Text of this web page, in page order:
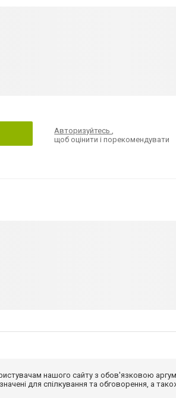
Авторизуйтесь
щоб оцінити і порекомендувати
нашого сайту з обов'язковою
для спілкування та обговорення, а